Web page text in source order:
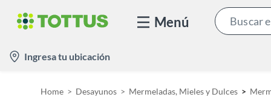
Menú
Ingresa tu ubicación
Home Desayunos Mermeladas, Mieles y Dulces